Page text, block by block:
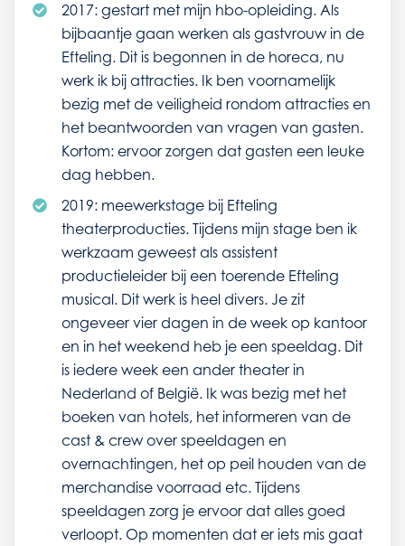
2017: gestart met mijn hbo-opleiding. Als
bijbaantje gaan werken als gastvrouw in de
Efteling. Dit is begonnen in de horeca, nu
werk ik bij attracties. Ik ben voornamelijk
bezig met de veiligheid rondom attracties en
het beantwoorden van vragen van gasten.
Kortom: ervoor zorgen dat gasten een leuke
dag hebben.
2019: meewerkstage bij Efteling
theaterproducties. Tijdens mijn stage ben ik
werkzaam geweest als assistent
productieleider bij een toerende Efteling
musical. Dit werk is heel divers. Je zit
ongeveer vier dagen in de week op kantoor
en in het weekend heb je een speeldag. Dit
is iedere week een ander theater in
Nederland of België. Ik was bezig met het
boeken van hotels, het informeren van de
cast & crew over speeldagen en
overnachtingen, het op peil houden van de
merchandise voorraad etc. Tijdens
speeldagen zorg je ervoor dat alles goed
verloopt. Op momenten dat er iets mis gaat